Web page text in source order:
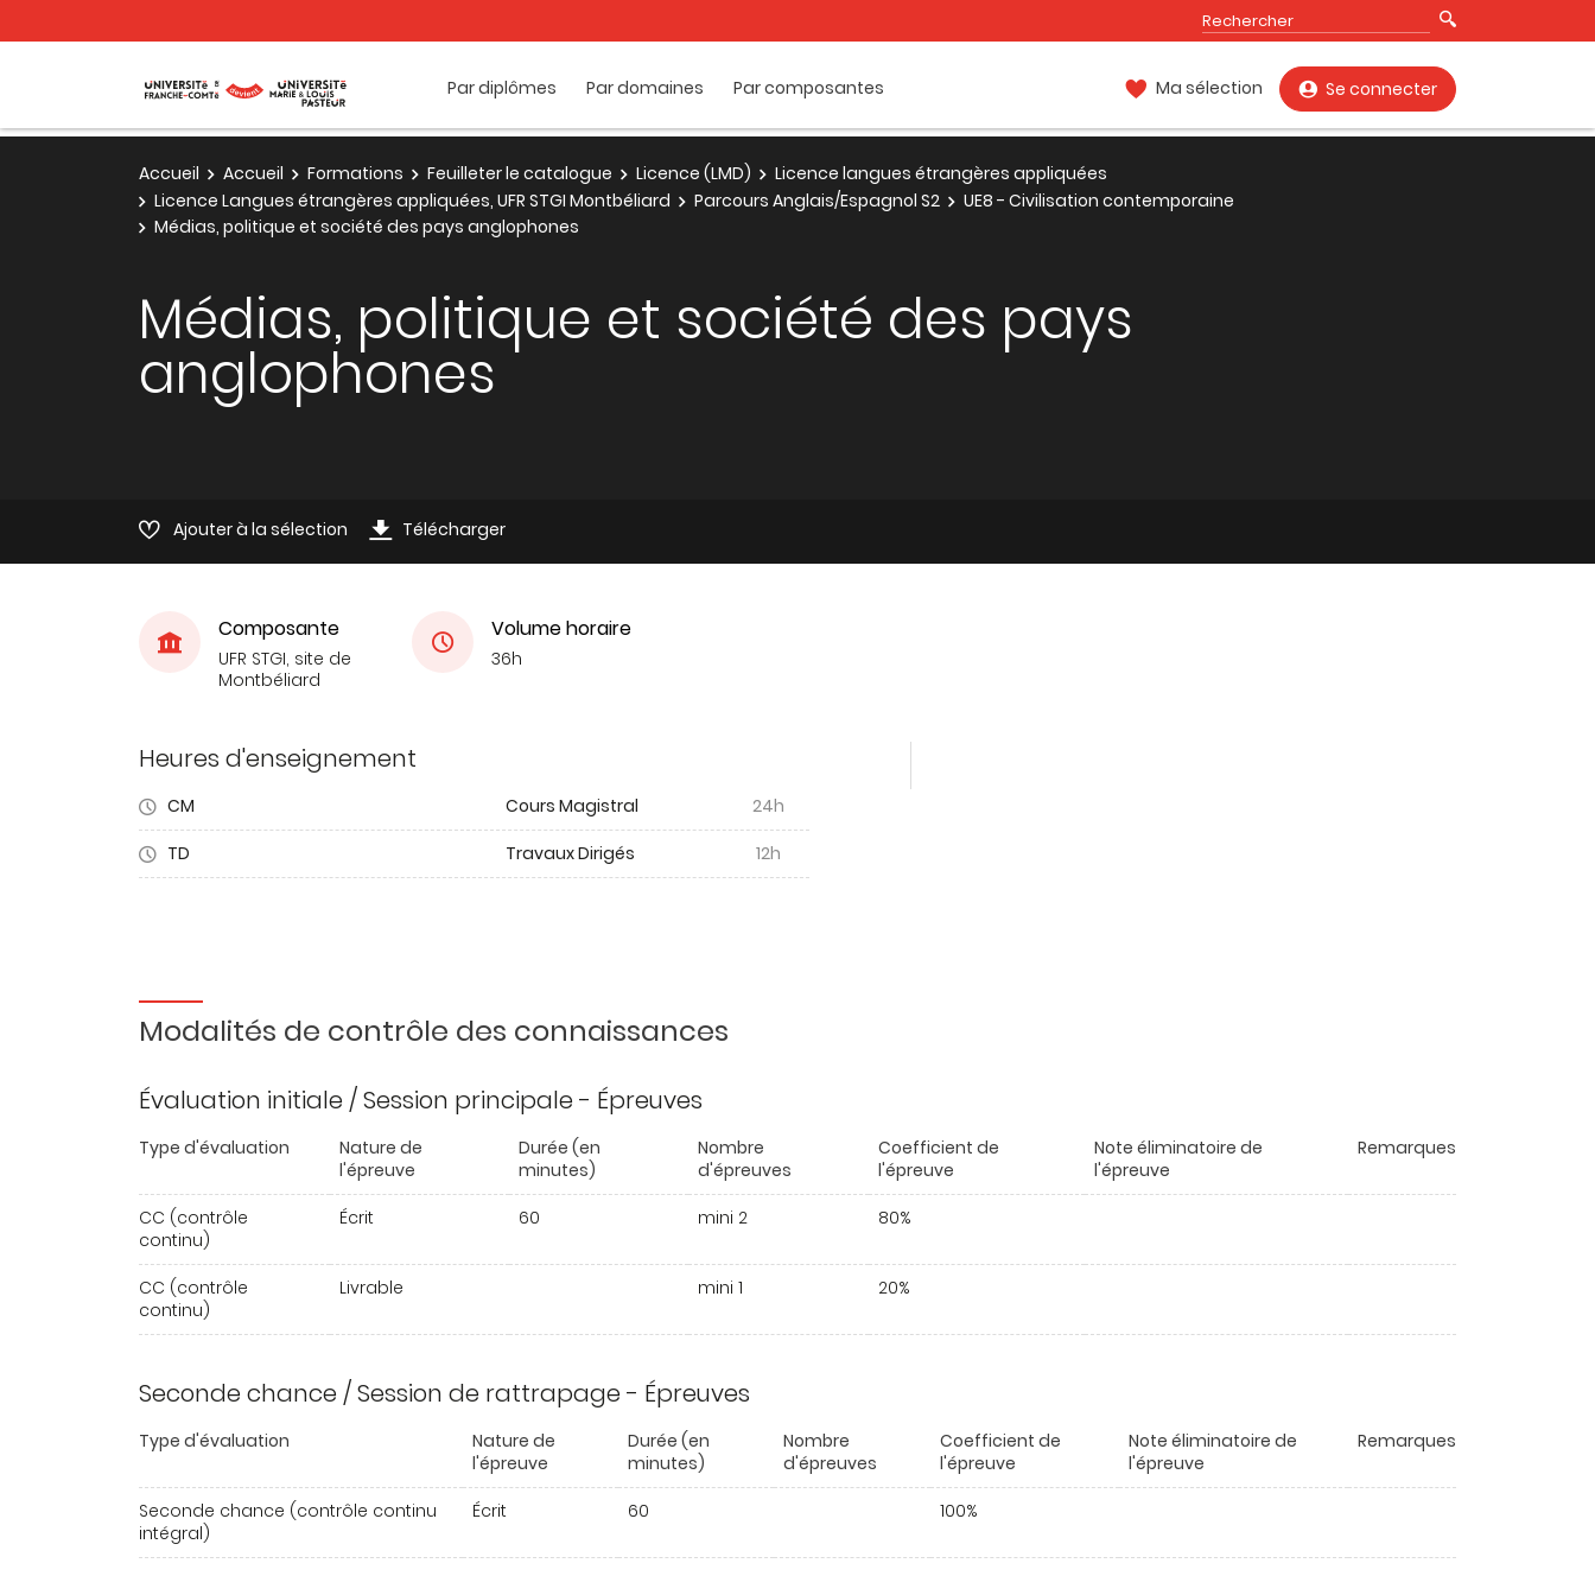
Par diplômes Par domaines Par composantes Ma sélection Se connecter
Accueil Accueil Formations Feuilleter le catalogue Licence (LMD)
Licence langues étrangères appliquées
Licence Langues étrangères appliquées, UFR STGI Montbéliard
Parcours Anglais/Espagnol S2
UE8 - Civilisation contemporaine
Médias, politique et société des pays anglophones
Médias, politique et société des pays
anglophones
Ajouter à la sélection Télécharger
Composante
UFR STGI, site de
Montbéliard
Volume horaire
36h
Heures d'enseignement
CM Cours Magistral
24h
TD
Travaux Dirigés 12h
Modalités de contrôle des connaissances
Évaluation initiale / Session principale - Épreuves
Type d'évaluation
Nature de
l'épreuve
Durée (en
minutes)
Nombre
d'épreuves
Coefficient de
l'épreuve
Note éliminatoire de
l'épreuve
Remarques
CC (contrôle
continu)
Écrit 60 mini 2 80%
CC (contrôle
continu)
Livrable mini 1 20%
Seconde chance / Session de rattrapage - Épreuves
Type d'évaluation
Nature de
l'épreuve
Durée (en
minutes)
Nombre
d'épreuves
Coefficient de
l'épreuve
Note éliminatoire de
l'épreuve
Remarques
Seconde chance (contrôle continu
intégral)
Écrit 60 100%